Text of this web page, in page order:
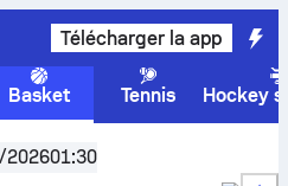
Télécharger la app
Basket Tennis
Hockey
semifinals
San Antonio Spurs
202601:30